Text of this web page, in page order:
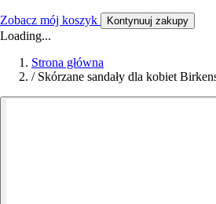
Zobacz mój koszyk Kontynuuj zakupy
Loading...
Strona główna
/ Skórzane sandały dla kobiet